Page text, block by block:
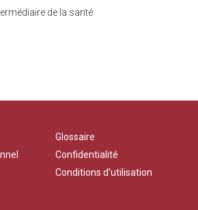
de la santé
Glossaire
Confidentialité
Conditions d’utilisation